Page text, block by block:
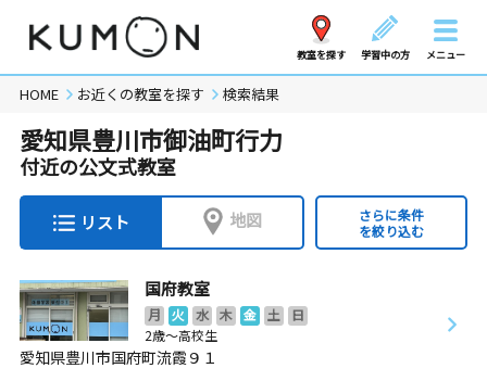
教室を探す 学習中の方 メニュー
HOME お近くの教室を探す 検索結果
愛知県豊川市御油町行力
付近の公文式教室
リスト 地図
さらに条件
を絞り込む
国府教室
月 火 水 木 金 土
日
2歳～高校生
愛知県豊川市国府町流霞９１